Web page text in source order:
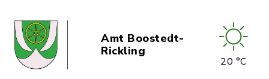
Amt Boostedt-
Rickling
20 °C